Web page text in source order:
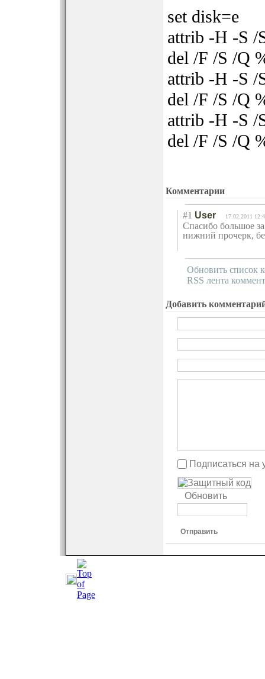
set disk=e
attrib -H -S /
del /F /S /Q
attrib -H -S /
del /F /S /Q
attrib -H -S /
del /F /S /Q
Комментарии
#1 User 17.02.2011
Спасибо большое
нижний прочерк,
Обновить список
RSS лента
Добавить
Подписаться на
Обновить
Отправить